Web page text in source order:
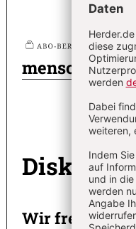
Nr.
Wir freuen